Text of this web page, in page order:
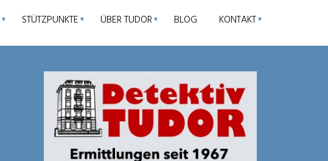
▼ STÜTZPUNKTE ▼ ÜBER TUDOR ▼ BLOG KONTAKT ▼